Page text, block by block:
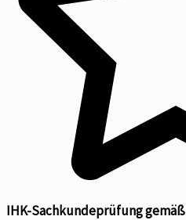
IHK-Sachkundeprüfung gemäß